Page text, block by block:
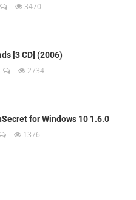
3470
[3 CD] (2006)
2734
for Windows 10 1.6.0
1376